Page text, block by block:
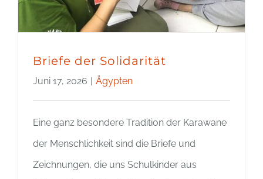
Briefe der Solidarität
Juni 17, 2026 | Ägypten
Eine ganz besondere Tradition der Karawane
der Menschlichkeit sind die Briefe und
Zeichnungen, die uns Schulkinder aus